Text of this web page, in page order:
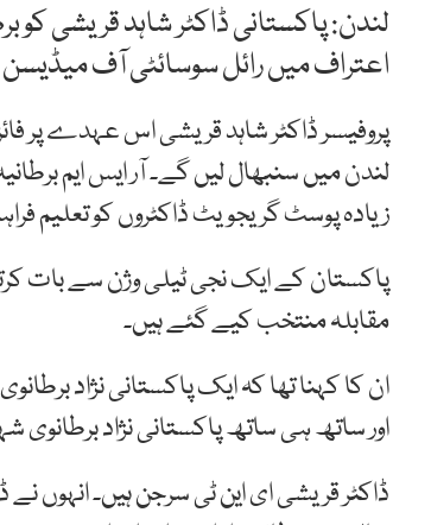
لندن: پاکستانی ڈاکٹر شاہد قریشی
اعتراف میں رائل سوسائٹی آف
پروفیسر ڈاکٹر شاہد قریشی اس عہدے پر
لندن میں سنبھال لیں گے۔ آر ایس ایم
زیادہ پوسٹ گریجویٹ ڈاکٹروں کو تعلیم
مقابلہ منتخب کیے گئے ہیں۔
ان کا کہنا تھا کہ ایک پاکستانی نژاد
اور ساتھ ہی ساتھ پاکستانی نژاد